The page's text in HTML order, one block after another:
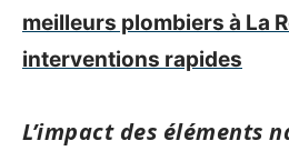
meilleurs plombiers à La
interventions rapides
L’impact des éléments